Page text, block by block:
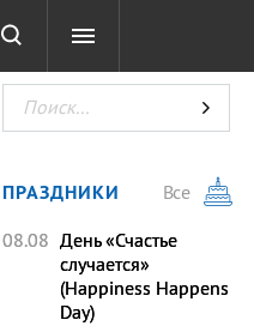
ТЕСТЫ
ПРАЗДНИКИ
Все
08.08 День «Счастье
случается»
(Happiness Happens
Day)